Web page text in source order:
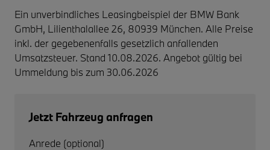
Ein unverbindliches Leasingbeispiel der BMW Bank
GmbH, Lilienthalallee 26, 80939 München. Alle Preise
inkl. der gegebenenfalls gesetzlich anfallenden
Umsatzsteuer. Stand 10.08.2026. Angebot gültig bei
Ummeldung bis zum 30.06.2026
Jetzt Fahrzeug anfragen
Anrede (optional)